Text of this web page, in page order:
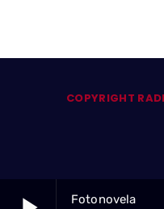
Fotonovela
COPYRIGHT